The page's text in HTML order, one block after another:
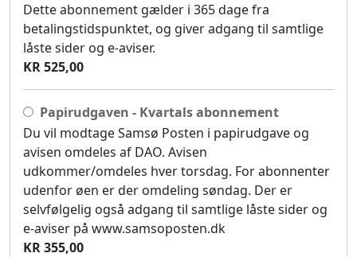
Dette abonnement gælder i 365 dage fra
betalingstidspunktet, og giver adgang til samtlige
låste sider og e-aviser.
KR 525,00
Papirudgaven - Kvartals abonnement
Du vil modtage Samsø Posten i papirudgave og
avisen omdeles af DAO. Avisen
udkommer/omdeles hver torsdag. For abonnenter
udenfor øen er der omdeling søndag. Der er
selvfølgelig også adgang til samtlige låste sider og
e-aviser på www.samsoposten.dk
KR 355,00